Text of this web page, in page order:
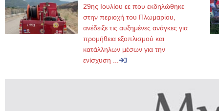
29ης Ιουλίου εε που εκδηλώθηκε
στην περιοχή του Πλωμαρίου,
ανέδειξε τις αυξημένες ανάγκες για
προμήθεια εξοπλισμού και
κατάλληλων μέσων για την
ενίσχυση ...